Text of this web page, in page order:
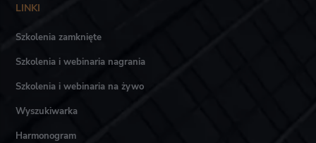
LINKI
Szkolenia zamknięte
Szkolenia i webinaria nagrania
Szkolenia i webinaria na żywo
Wyszukiwarka
Harmonogram